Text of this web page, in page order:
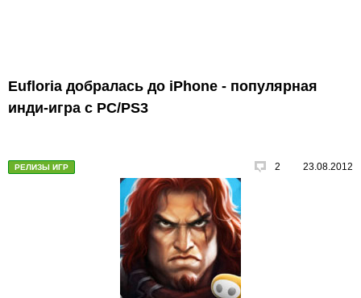
Eufloria добралась до iPhone - популярная
инди-игра с PC/PS3
РЕЛИЗЫ ИГР 2 23.08.2012